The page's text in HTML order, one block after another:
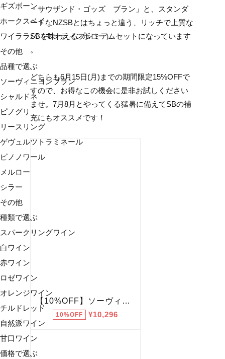
ギズボーン
ホークスベイ
ワイララパ（マーティンボロー）
その他
品種で選ぶ
ソーヴィニヨンブラン
シャルドネ
ピノグリ
リースリング
ゲヴュルツトラミネール
ピノノワール
メルロー
シラー
その他
種類で選ぶ
スパークリングワイン
白ワイン
赤ワイン
ロゼワイン
オレンジワイン
チルドレッド
自然派ワイン
甘口ワイン
価格で選ぶ
・サウザンド・ゴッズ ブラン」と、スタンダ
ードなNZSBとはちょっと違う、リッチで上質な
SBを味わえるプレミアムセットになっています
。
どちらも6月15日(月)までの期間限定15%OFFで
すので、お得なこの機会に是非お試しください
ませ。7月8月とやってくる猛暑に備えてSBの補
充にもオススメです！